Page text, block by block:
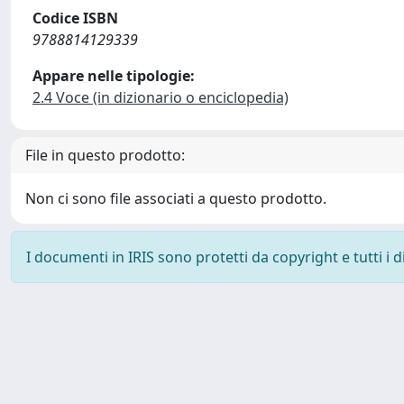
Codice ISBN
9788814129339
Appare nelle tipologie:
2.4 Voce (in dizionario o enciclopedia)
File in questo prodotto:
Non ci sono file associati a questo prodotto.
I documenti in IRIS sono protetti da copyright e tutti i